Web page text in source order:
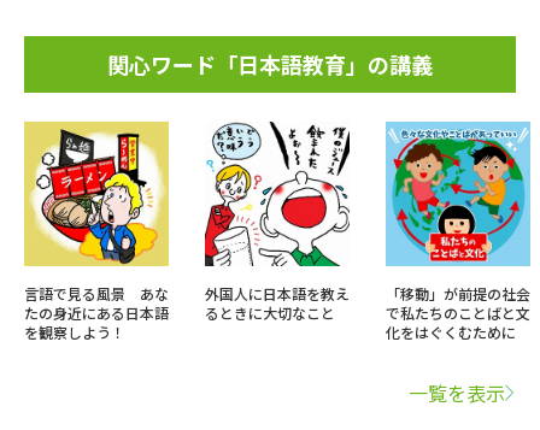
関心ワード「日本語教育」の講義
言語で見る風景 あな
たの身近にある日本語
を観察しよう！
外国人に日本語を教え
るときに大切なこと
「移動」が前提の社会
で私たちのことばと文
化をはぐくむために
一覧を表示